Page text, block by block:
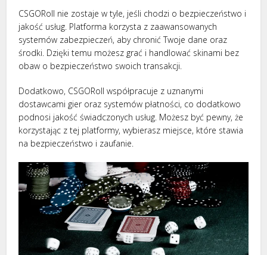
CSGORoll nie zostaje w tyle, jeśli chodzi o bezpieczeństwo i
jakość usług. Platforma korzysta z zaawansowanych
systemów zabezpieczeń, aby chronić Twoje dane oraz
środki. Dzięki temu możesz grać i handlować skinami bez
obaw o bezpieczeństwo swoich transakcji.
Dodatkowo, CSGORoll współpracuje z uznanymi
dostawcami gier oraz systemów płatności, co dodatkowo
podnosi jakość świadczonych usług. Możesz być pewny, że
korzystając z tej platformy, wybierasz miejsce, które stawia
na bezpieczeństwo i zaufanie.